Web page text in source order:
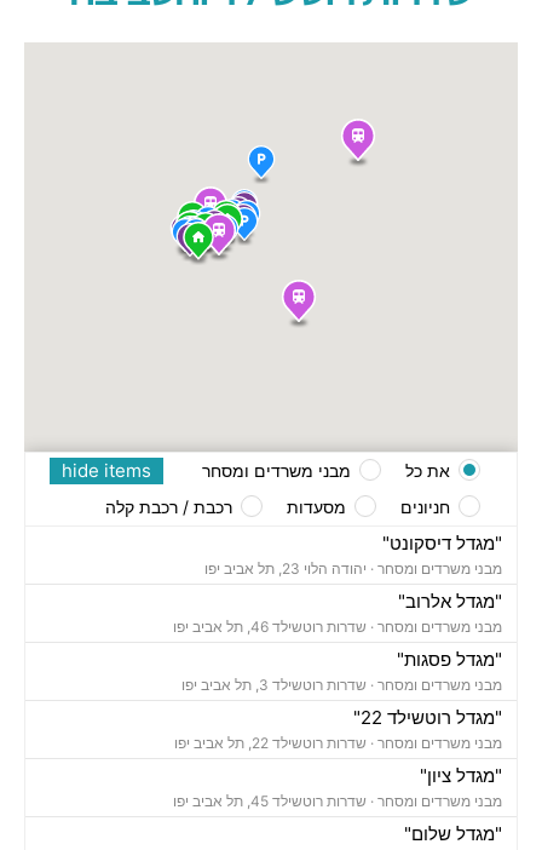
"מגדל דיסקונט"
מבני משרדים ומסחר · יהודה הלוי 23, תל אביב יפו
"מגדל אלרוב"
מבני משרדים ומסחר · שדרות רוטשילד 46, תל אביב יפו
"מגדל פסגות"
מבני משרדים ומסחר · שדרות רוטשילד 3, תל אביב יפו
"מגדל רוטשילד 22"
מבני משרדים ומסחר · שדרות רוטשילד 22, תל אביב יפו
"מגדל ציון"
מבני משרדים ומסחר · שדרות רוטשילד 45, תל אביב יפו
"מגדל שלום"
hide items את כל
מבני משרדים ומסחר
חניונים
מסעדות רכבת / רכבת קלה